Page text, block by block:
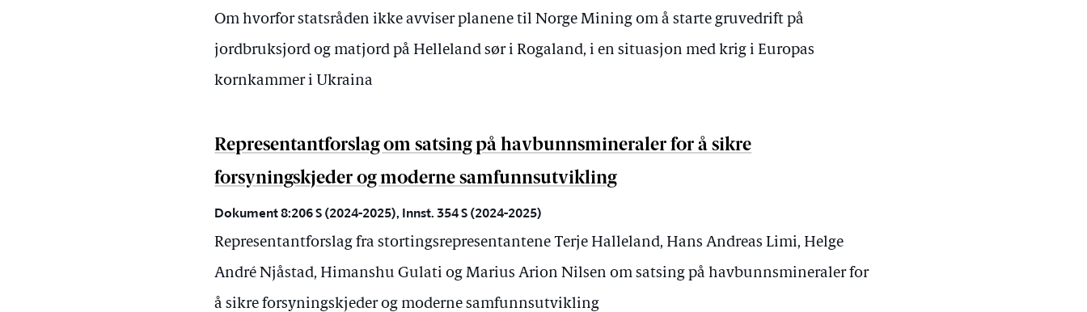
Om hvorfor statsråden ikke avviser planene til Norge Mining om å starte gruvedrift på
jordbruksjord og matjord på Helleland sør i Rogaland, i en situasjon med krig i Europas
kornkammer i Ukraina
Representantforslag om satsing på havbunnsmineraler for å sikre
forsyningskjeder og moderne samfunnsutvikling
Dokument 8:206 S (2024-2025), Innst. 354 S (2024-2025)
Representantforslag fra stortingsrepresentantene Terje Halleland, Hans Andreas Limi, Helge
André Njåstad, Himanshu Gulati og Marius Arion Nilsen om satsing på havbunnsmineraler for
å sikre forsyningskjeder og moderne samfunnsutvikling